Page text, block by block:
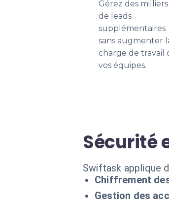
Gérez des milliers
de leads
supplémentaires
sans augmenter
charge de travail
vos équipes.
Sécurité
Swiftask applique
Chiffrement
Gestion des